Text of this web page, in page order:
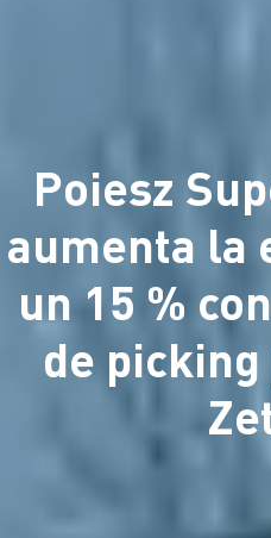
Poiesz
aumenta la
un 15 %
de